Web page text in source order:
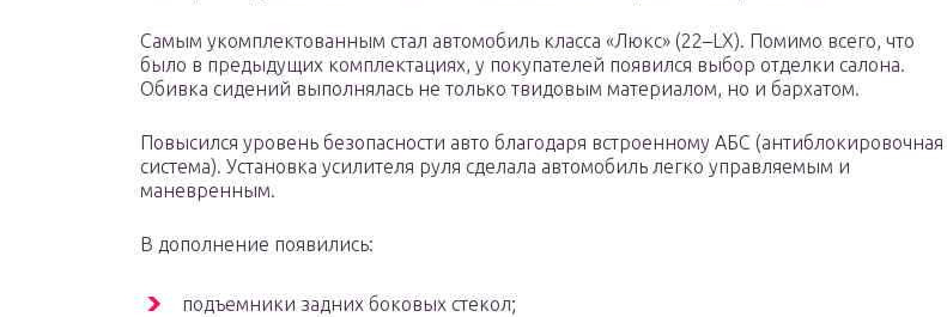
Самым укомплектованным стал автомобиль класса «Люкс» (22–LX). Помимо всего, что
было в предыдущих комплектациях, у покупателей появился выбор отделки салона.
Обивка сидений выполнялась не только твидовым материалом, но и бархатом.
Повысился уровень безопасности авто благодаря встроенному АБС (антиблокировочная
система). Установка усилителя руля сделала автомобиль легко управляемым и
маневренным.
В дополнение появились:
подъемники задних боковых стекол;